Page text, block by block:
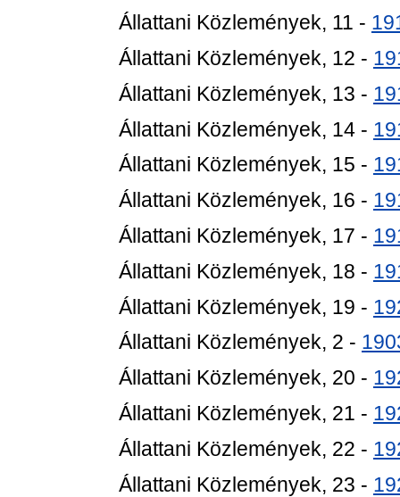
Állattani Közlemények, 11 -
Állattani Közlemények, 12 -
Állattani Közlemények, 13 -
Állattani Közlemények, 14 -
Állattani Közlemények, 15 -
Állattani Közlemények, 16 -
Állattani Közlemények, 17 -
Állattani Közlemények, 18 -
Állattani Közlemények, 19 -
Állattani Közlemények, 2 -
Állattani Közlemények, 20 -
Állattani Közlemények, 21 -
Állattani Közlemények, 22 -
Állattani Közlemények, 23 -